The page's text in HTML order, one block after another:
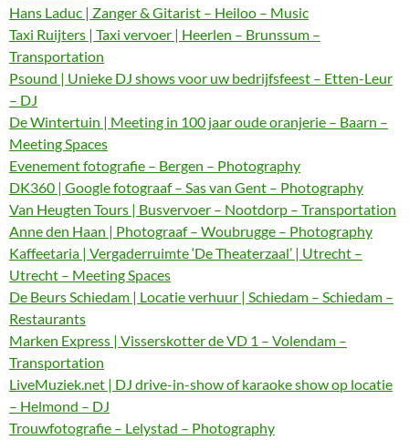
Hans Laduc | Zanger & Gitarist – Heiloo – Music
Taxi Ruijters | Taxi vervoer | Heerlen – Brunssum –
Transportation
Psound | Unieke DJ shows voor uw bedrijfsfeest – Etten-Leur
– DJ
De Wintertuin | Meeting in 100 jaar oude oranjerie – Baarn –
Meeting Spaces
Evenement fotografie – Bergen – Photography
DK360 | Google fotograaf – Sas van Gent – Photography
Van Heugten Tours | Busvervoer – Nootdorp – Transportation
Anne den Haan | Photograaf – Woubrugge – Photography
Kaffeetaria | Vergaderruimte ‘De Theaterzaal’ | Utrecht –
Utrecht – Meeting Spaces
De Beurs Schiedam | Locatie verhuur | Schiedam – Schiedam –
Restaurants
Marken Express | Visserskotter de VD 1 – Volendam –
Transportation
LiveMuziek.net | DJ drive-in-show of karaoke show op locatie
– Helmond – DJ
Trouwfotografie – Lelystad – Photography